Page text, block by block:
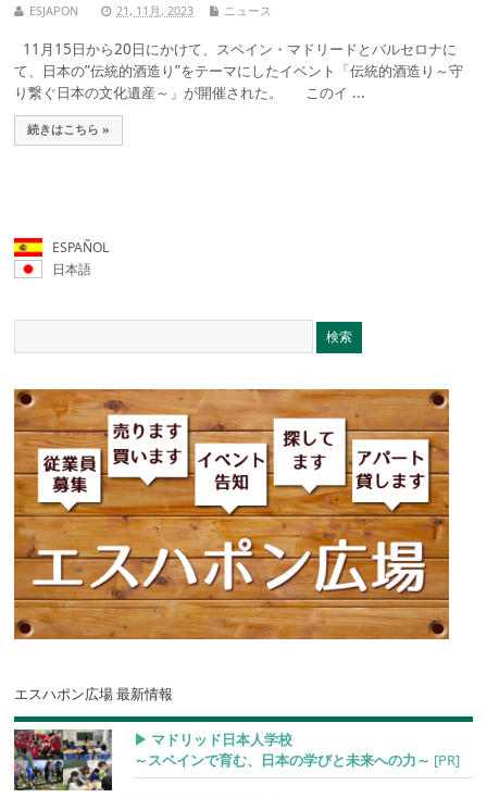
ESJAPON 21, 11月, 2023 ニュース
11月15日から20日にかけて、スペイン・マドリードとバルセロナに
て、日本の”伝統的酒造り”をテーマにしたイベント「伝統的酒造り～守
り繋ぐ日本の文化遺産～」が開催された。 このイ ...
続きはこちら »
ESPAÑOL
日本語
エスハポン広場 最新情報
▶︎ マドリッド日本人学校
～スペインで育む、日本の学びと未来への力～ [PR]